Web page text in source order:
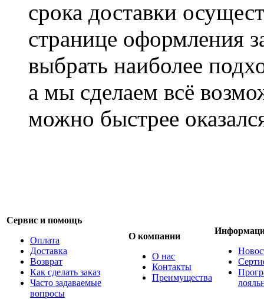
срока доставки
странице оформления
выбрать наиболее
а мы сделаем всё
можно быстрее
Сервис и помощь
Оплата
Доставка
Возврат
Как сделать заказ
Часто задаваемые
вопросы
О компании
О нас
Контакты
Преимущества